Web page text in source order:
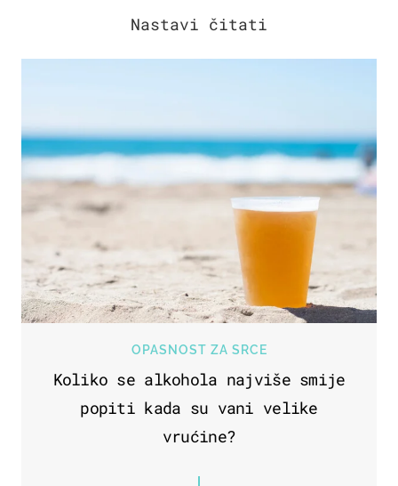
OPASNOST ZA SRCE
Koliko se alkohola najviše smije
popiti kada su vani velike
vrućine?